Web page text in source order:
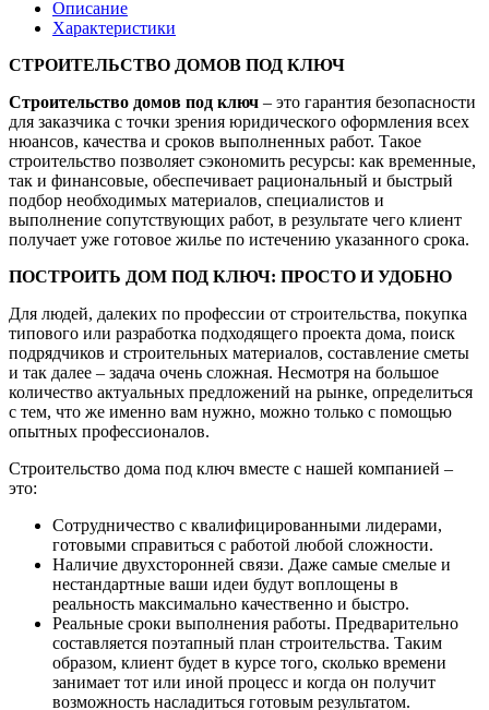
Описание
Характеристики
СТРОИТЕЛЬСТВО ДОМОВ ПОД КЛЮЧ
Строительство домов под ключ – это гарантия безопасности
для заказчика с точки зрения юридического оформления всех
нюансов, качества и сроков выполненных работ. Такое
строительство позволяет сэкономить ресурсы: как временные,
так и финансовые, обеспечивает рациональный и быстрый
подбор необходимых материалов, специалистов и
выполнение сопутствующих работ, в результате чего клиент
получает уже готовое жилье по истечению указанного срока.
ПОСТРОИТЬ ДОМ ПОД КЛЮЧ: ПРОСТО И УДОБНО
Для людей, далеких по профессии от строительства, покупка
типового или разработка подходящего проекта дома, поиск
подрядчиков и строительных материалов, составление сметы
и так далее – задача очень сложная. Несмотря на большое
количество актуальных предложений на рынке, определиться
с тем, что же именно вам нужно, можно только с помощью
опытных профессионалов.
Строительство дома под ключ вместе с нашей компанией –
это:
Сотрудничество с квалифицированными лидерами,
готовыми справиться с работой любой сложности.
Наличие двухсторонней связи. Даже самые смелые и
нестандартные ваши идеи будут воплощены в
реальность максимально качественно и быстро.
Реальные сроки выполнения работы. Предварительно
составляется поэтапный план строительства. Таким
образом, клиент будет в курсе того, сколько времени
занимает тот или иной процесс и когда он получит
возможность насладиться готовым результатом.